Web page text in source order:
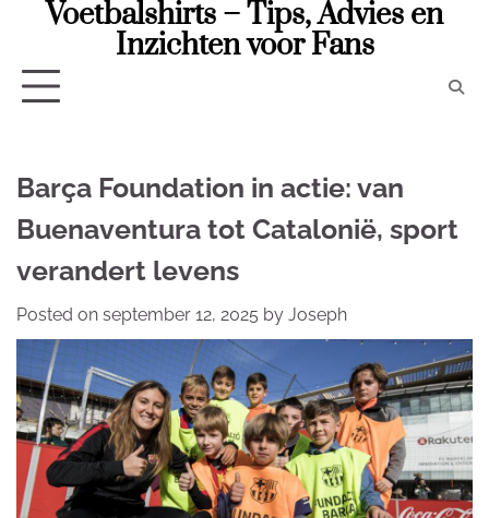
Voetbalshirts – Tips, Advies en
Inzichten voor Fans
Barça Foundation in actie: van
Buenaventura tot Catalonië, sport
verandert levens
Posted on september 12, 2025 by Joseph